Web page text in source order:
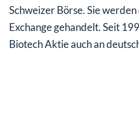
Schweizer Börse. Sie
Exchange gehandelt. Seit
Biotech Aktie auch an